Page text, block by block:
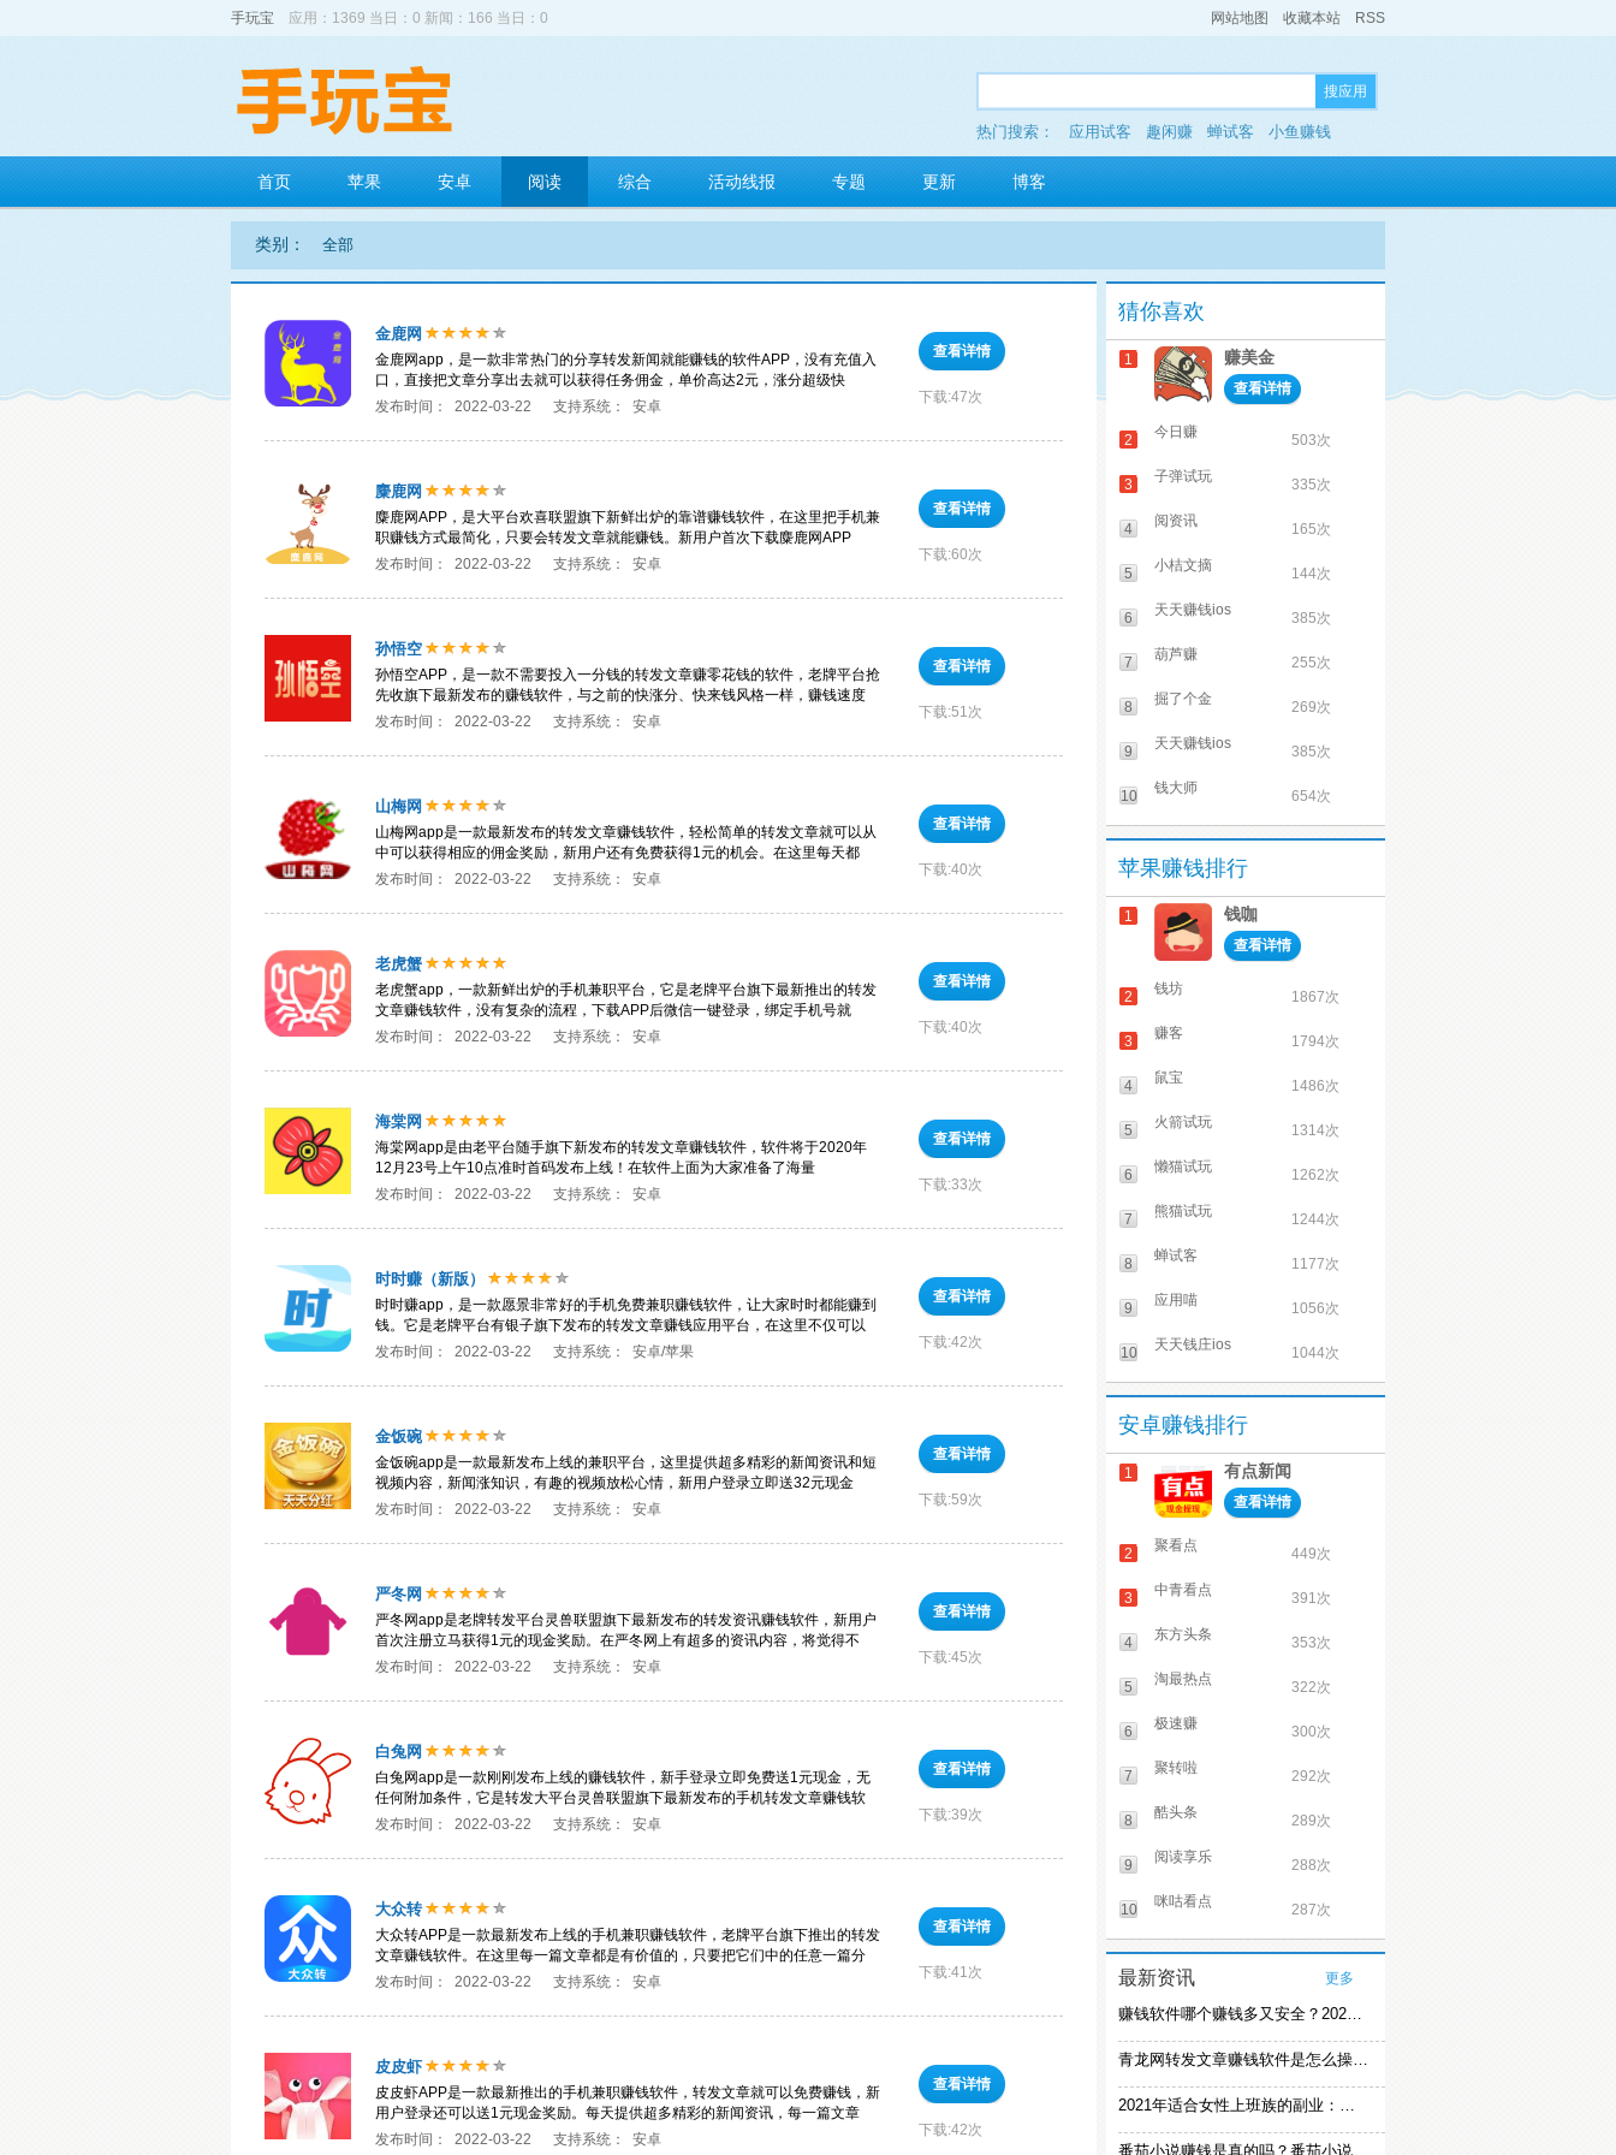
手玩宝 应用：1369 当日：0 新闻：166 当日：0 网站地图 收藏本站 RSS
搜应用
热门搜索： 应用试客 趣闲赚 蝉试客 小鱼赚钱
多玩红包
首页 苹果 安卓 阅读 综合 活动线报 专题 更新 博客
类别： 全部
金鹿网
金鹿网app，是一款非常热门的分享转发新闻就能赚钱的软件APP，没有充值入
口，直接把文章分享出去就可以获得任务佣金，单价高达2元，涨分超级快
发布时间： 2022-03-22 支持系统： 安卓
查看详情
下载:47次
麋鹿网
麋鹿网APP，是大平台欢喜联盟旗下新鲜出炉的靠谱赚钱软件，在这里把手机兼
职赚钱方式最简化，只要会转发文章就能赚钱。新用户首次下载麋鹿网APP
发布时间： 2022-03-22 支持系统： 安卓
查看详情
下载:60次
孙悟空
孙悟空APP，是一款不需要投入一分钱的转发文章赚零花钱的软件，老牌平台抢
先收旗下最新发布的赚钱软件，与之前的快涨分、快来钱风格一样，赚钱速度
发布时间： 2022-03-22 支持系统： 安卓
查看详情
下载:51次
山梅网
山梅网app是一款最新发布的转发文章赚钱软件，轻松简单的转发文章就可以从
中可以获得相应的佣金奖励，新用户还有免费获得1元的机会。在这里每天都
发布时间： 2022-03-22 支持系统： 安卓
查看详情
下载:40次
老虎蟹
老虎蟹app，一款新鲜出炉的手机兼职平台，它是老牌平台旗下最新推出的转发
文章赚钱软件，没有复杂的流程，下载APP后微信一键登录，绑定手机号就
发布时间： 2022-03-22 支持系统： 安卓
查看详情
下载:40次
海棠网
海棠网app是由老平台随手旗下新发布的转发文章赚钱软件，软件将于2020年
12月23号上午10点准时首码发布上线！在软件上面为大家准备了海量
发布时间： 2022-03-22 支持系统： 安卓
查看详情
下载:33次
时时赚（新版）
时时赚app，是一款愿景非常好的手机免费兼职赚钱软件，让大家时时都能赚到
钱。它是老牌平台有银子旗下发布的转发文章赚钱应用平台，在这里不仅可以
发布时间： 2022-03-22 支持系统： 安卓/苹果
查看详情
下载:42次
金饭碗
金饭碗app是一款最新发布上线的兼职平台，这里提供超多精彩的新闻资讯和短
视频内容，新闻涨知识，有趣的视频放松心情，新用户登录立即送32元现金
发布时间： 2022-03-22 支持系统： 安卓
查看详情
下载:59次
严冬网
严冬网app是老牌转发平台灵兽联盟旗下最新发布的转发资讯赚钱软件，新用户
首次注册立马获得1元的现金奖励。在严冬网上有超多的资讯内容，将觉得不
发布时间： 2022-03-22 支持系统： 安卓
查看详情
下载:45次
白兔网
白兔网app是一款刚刚发布上线的赚钱软件，新手登录立即免费送1元现金，无
任何附加条件，它是转发大平台灵兽联盟旗下最新发布的手机转发文章赚钱软
发布时间： 2022-03-22 支持系统： 安卓
查看详情
下载:39次
大众转
大众转APP是一款最新发布上线的手机兼职赚钱软件，老牌平台旗下推出的转发
文章赚钱软件。在这里每一篇文章都是有价值的，只要把它们中的任意一篇分
发布时间： 2022-03-22 支持系统： 安卓
查看详情
下载:41次
皮皮虾
皮皮虾APP是一款最新推出的手机兼职赚钱软件，转发文章就可以免费赚钱，新
用户登录还可以送1元现金奖励。每天提供超多精彩的新闻资讯，每一篇文章
发布时间： 2022-03-22 支持系统： 安卓
查看详情
下载:42次
猜你喜欢
1 赚美金
查看详情
2 今日赚 503次
3 子弹试玩 335次
4 阅资讯 165次
5 小桔文摘 144次
6 天天赚钱ios 385次
7 葫芦赚 255次
8 掘了个金 269次
9 天天赚钱ios 385次
10 钱大师 654次
苹果赚钱排行
1 钱咖
查看详情
2 钱坊 1867次
3 赚客 1794次
4 鼠宝 1486次
5 火箭试玩 1314次
6 懒猫试玩 1262次
7 熊猫试玩 1244次
8 蝉试客 1177次
9 应用喵 1056次
10 天天钱庄ios 1044次
安卓赚钱排行
1 有点新闻
查看详情
2 聚看点 449次
3 中青看点 391次
4 东方头条 353次
5 淘最热点 322次
6 极速赚 300次
7 聚转啦 292次
8 酷头条 289次
9 阅读享乐 288次
10 咪咕看点 287次
最新资讯 更多
赚钱软件哪个赚钱多又安全？2021精选赚钱软件
青龙网转发文章赚钱软件是怎么操作的？
2021年适合女性上班族的副业：女生在家赚钱兼职推荐